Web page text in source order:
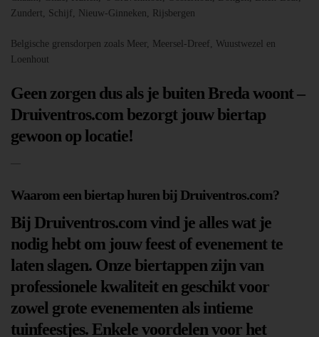
Zundert, Schijf, Nieuw-Ginneken, Rijsbergen
Belgische grensdorpen zoals Meer, Meersel-Dreef, Wuustwezel en
Loenhout
Geen zorgen dus als je buiten Breda woont –
Druiventros.com bezorgt jouw biertap
gewoon op locatie!
—
Waarom een biertap huren bij Druiventros.com?
Bij Druiventros.com vind je alles wat je
nodig hebt om jouw feest of evenement te
laten slagen. Onze biertappen zijn van
professionele kwaliteit en geschikt voor
zowel grote evenementen als intieme
tuinfeestjes. Enkele voordelen voor het